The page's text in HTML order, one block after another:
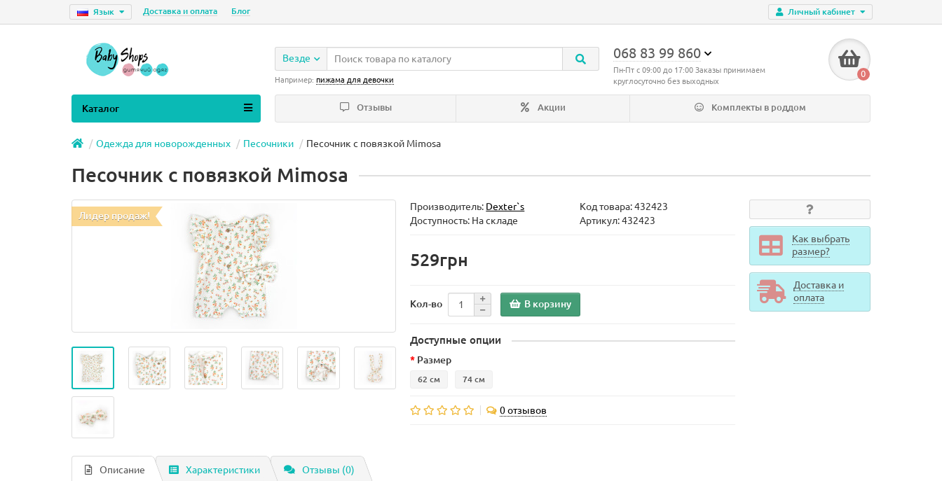
Личный кабинет
Язык Доставка и оплата Блог
068 83 99 860
Пн-Пт с 09:00 до 17:00 Заказы принимаем
круглосуточно без выходных
0
Везде
Например: пижама для девочки
Отзывы Акции Комплекты в роддом
Каталог
Одежда для новорожденных Песочники Песочник с повязкой Mimosa
Песочник с повязкой Mimosa
Лидер продаж!
Производитель: Dexter`s Код товара:432423
Доступность: На складе
Артикул: 432423
529грн
Кол-во В корзину
Доступные опции
Размер
62 см 74 см
0 отзывов
Как выбрать
размер?
Доставка и
оплата
Описание Характеристики Отзывы (0)